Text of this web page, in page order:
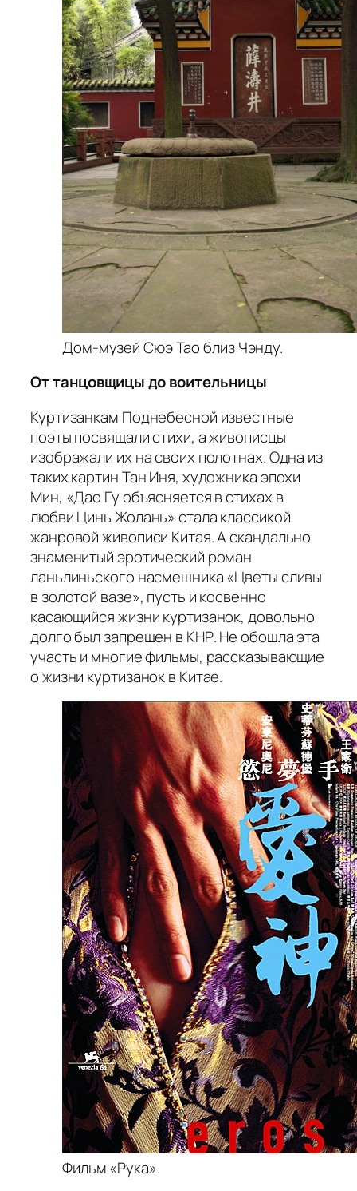
Дом-музей Сюэ Тао близ Чэнду.
От танцовщицы до воительницы
Куртизанкам Поднебесной известные
поэты посвящали стихи, а живописцы
изображали их на своих полотнах. Одна из
таких картин Тан Иня, художника эпохи
Мин, «Дао Гу объясняется в стихах в
любви Цинь Жолань» стала классикой
жанровой живописи Китая. А скандально
знаменитый эротический роман
ланьлиньского насмешника «Цветы сливы
в золотой вазе», пусть и косвенно
касающийся жизни куртизанок, довольно
долго был запрещен в КНР. Не обошла эта
участь и многие фильмы, рассказывающие
о жизни куртизанок в Китае.
Фильм «Рука».